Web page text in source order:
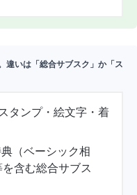
違いは「総合サブスク」か「ス
タンプ・絵文字・着
（ベーシック相
含む総合サブス